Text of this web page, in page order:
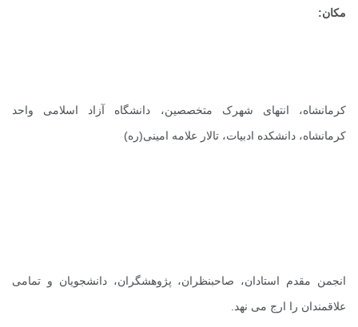
مکان:
کرمانشاه، انتهای شهرک متخصصین، دانشگاه آزاد اسلامی واحد
کرمانشاه، دانشکده ادبیات، تالار علامه امینی(ره)
انجمن مقدم استادان، صاحبنظران، پژوهشگران، دانشجویان و تمامی
علاقمندان را ارج می نهد.